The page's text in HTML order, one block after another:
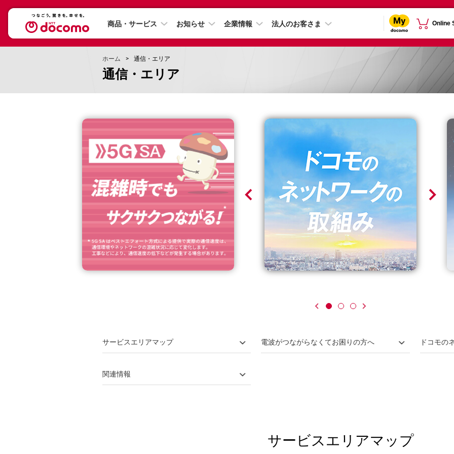
商品・サービス お知らせ 企業情報 法人のお客さま Online
ホーム 通信・エリア
通信・エリア
サービスエリアマップ 電波がつながらなくてお困りの方へ ドコモの
関連情報
サービスエリアマップ